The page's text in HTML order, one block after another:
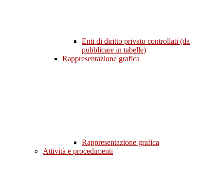
Enti di diritto privato controllati (da
pubblicare in tabelle)
Rappresentazione grafica
Rappresentazione grafica
Attività e procedimenti